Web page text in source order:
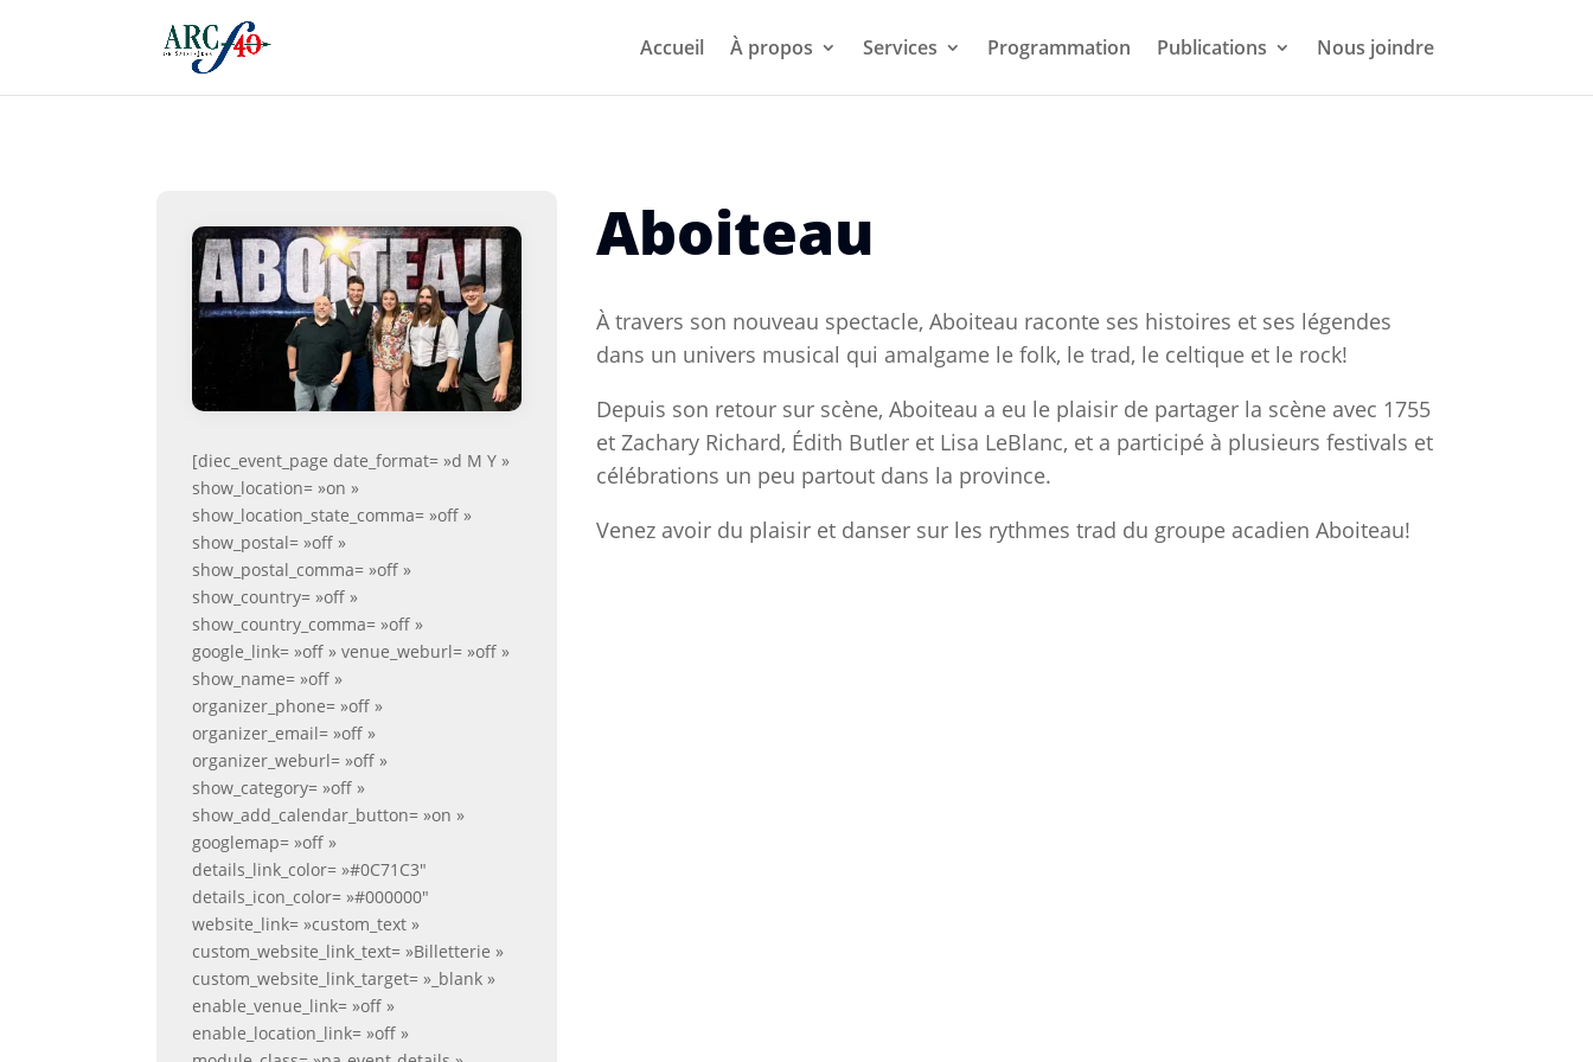
Accueil À propos Services Programmation Publications Nous joindre
[diec_event_page date_format= »d M Y »
show_location= »on »
show_location_state_comma= »off »
show_postal= »off »
show_postal_comma= »off »
show_country= »off »
show_country_comma= »off »
google_link= »off » venue_weburl= »off »
show_name= »off »
organizer_phone= »off »
organizer_email= »off »
organizer_weburl= »off »
show_category= »off »
show_add_calendar_button= »on »
googlemap= »off »
details_link_color= »#0C71C3″
details_icon_color= »#000000″
website_link= »custom_text »
custom_website_link_text= »Billetterie »
custom_website_link_target= »_blank »
enable_venue_link= »off »
enable_location_link= »off »
Aboiteau
À travers son nouveau spectacle, Aboiteau raconte ses histoires et ses légendes
dans un univers musical qui amalgame le folk, le trad, le celtique et le rock!
Depuis son retour sur scène, Aboiteau a eu le plaisir de partager la scène avec 1755
et Zachary Richard, Édith Butler et Lisa LeBlanc, et a participé à plusieurs festivals et
célébrations un peu partout dans la province.
Venez avoir du plaisir et danser sur les rythmes trad du groupe acadien Aboiteau!